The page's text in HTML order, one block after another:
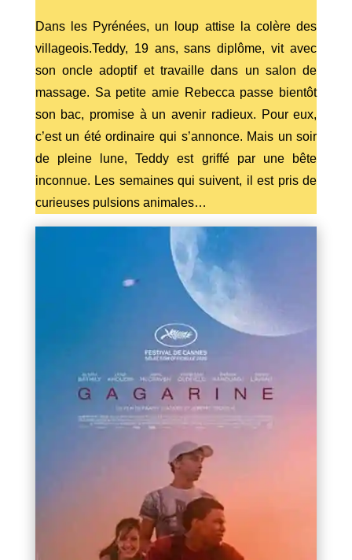
Dans les Pyrénées, un loup attise la colère des
villageois.Teddy, 19 ans, sans diplôme, vit avec
son oncle adoptif et travaille dans un salon de
massage. Sa petite amie Rebecca passe bientôt
son bac, promise à un avenir radieux. Pour eux,
c’est un été ordinaire qui s’annonce. Mais un soir
de pleine lune, Teddy est griffé par une bête
inconnue. Les semaines qui suivent, il est pris de
curieuses pulsions animales…